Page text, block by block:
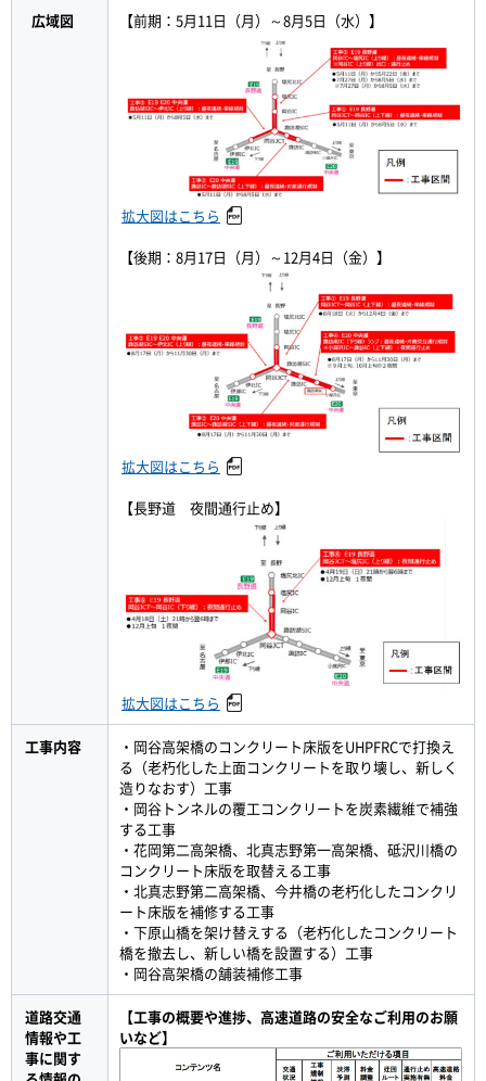
広域図 【前期：5月11日（月）～8月5日（水）】
拡大図はこちら
【後期：8月17日（月）～12月4日（金）】
拡大図はこちら
【長野道 夜間通行止め】
拡大図はこちら
工事内容
・岡谷高架橋のコンクリート床版をUHPFRCで打換え
る（老朽化した上面コンクリートを取り壊し、新しく
造りなおす）工事
・岡谷トンネルの覆工コンクリートを炭素繊維で補強
する工事
・花岡第二高架橋、北真志野第一高架橋、砥沢川橋の
コンクリート床版を取替える工事
・北真志野第二高架橋、今井橋の老朽化したコンクリ
ート床版を補修する工事
・下原山橋を架け替えする（老朽化したコンクリート
橋を撤去し、新しい橋を設置する）工事
・岡谷高架橋の舗装補修工事
道路交通
情報や工
事に関す
【工事の概要や進捗、高速道路の安全なご利用のお願
いなど】